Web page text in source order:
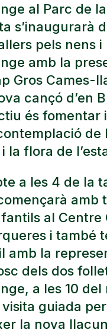
al Parc de
s’inaugurarà
pels nens i
amb la
Gros Cames-
cançó d’en
és fomentar
de
la flora de
a les 4 de la
amb
al Centre
i també
amb la
dels dos
a les 10 del
guiada per
la nova